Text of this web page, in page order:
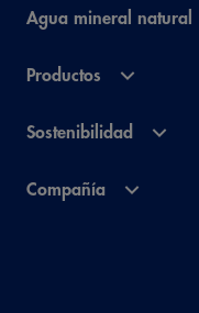
Agua mineral natural
Productos
Sostenibilidad
Compañía